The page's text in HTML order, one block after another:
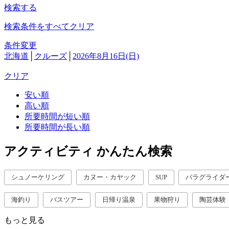
検索する
検索条件をすべてクリア
条件変更
北海道
クルーズ 2026年8月16日(日)
クリア
安い順
高い順
所要時間が短い順
所要時間が長い順
アクティビティ かんたん検索
シュノーケリング カヌー・カヤック SUP パラグライダ
海釣り バスツアー 日帰り温泉 果物狩り 陶芸体験
もっと見る